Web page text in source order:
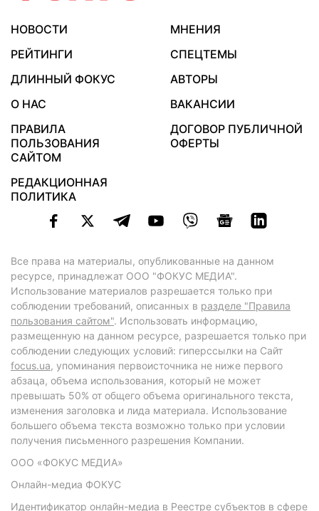
НОВОСТИ
МНЕНИЯ
РЕЙТИНГИ
СПЕЦТЕМЫ
ДЛИННЫЙ ФОКУС
АВТОРЫ
О НАС
ВАКАНСИИ
ПРАВИЛА
ПОЛЬЗОВАНИЯ
САЙТОМ
ДОГОВОР ПУБЛИЧНОЙ
ОФЕРТЫ
РЕДАКЦИОННАЯ
ПОЛИТИКА
Все права на материалы, опубликованные на данном
ресурсе, принадлежат ООО "ФОКУС МЕДИА".
Использование материалов разрешается только при
соблюдении требований, описанных в разделе "Правила
пользования сайтом". Использовать информацию,
размещенную на данном ресурсе, разрешается только при
соблюдении следующих условий: гиперссылки на Сайт
focus.ua, упоминания первоисточника не ниже первого
абзаца, объема использования, который не может
превышать 50% от общего объема оригинального текста,
изменения заголовка и лида материала. Использование
большего объема текста возможно только при условии
получения письменного разрешения Компании.
ООО «ФОКУС МЕДИА»
Онлайн-медиа ФОКУС
Идентификатор онлайн-медиа в Реестре субъектов в сфере